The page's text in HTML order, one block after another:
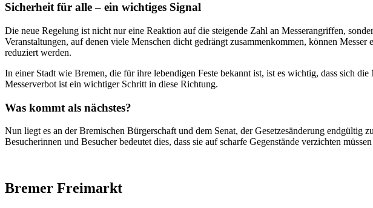
Sicherheit für alle – ein wichtiges Signal
Die neue Regelung ist nicht nur eine Reaktion auf die steigende Zahl an Messerangriffen,
Veranstaltungen, auf denen viele Menschen dicht gedrängt zusammenkommen, können
reduziert werden.
In einer Stadt wie Bremen, die für ihre lebendigen Feste bekannt ist, ist es wichtig, dass sich
Messerverbot ist ein wichtiger Schritt in diese Richtung.
Was kommt als nächstes?
Nun liegt es an der Bremischen Bürgerschaft und dem Senat, der Gesetzesänderung
Besucherinnen und Besucher bedeutet dies, dass sie auf scharfe Gegenstände verzichten
Bremer Freimarkt